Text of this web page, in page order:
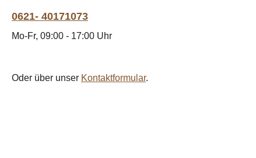
0621- 40171073
Mo-Fr, 09:00 - 17:00 Uhr
Oder über unser Kontaktformular.